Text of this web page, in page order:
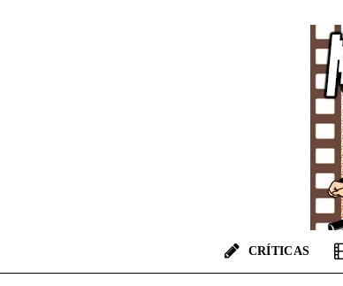
CRÍTICAS